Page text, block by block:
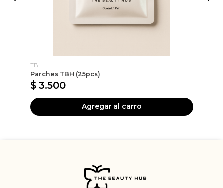
TBH
Parches TBH (25pcs)
$ 3.500
Agregar al carro